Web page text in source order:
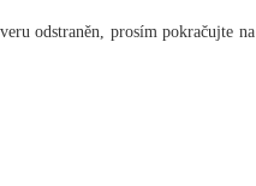
odstraněn, prosím pokračujte na